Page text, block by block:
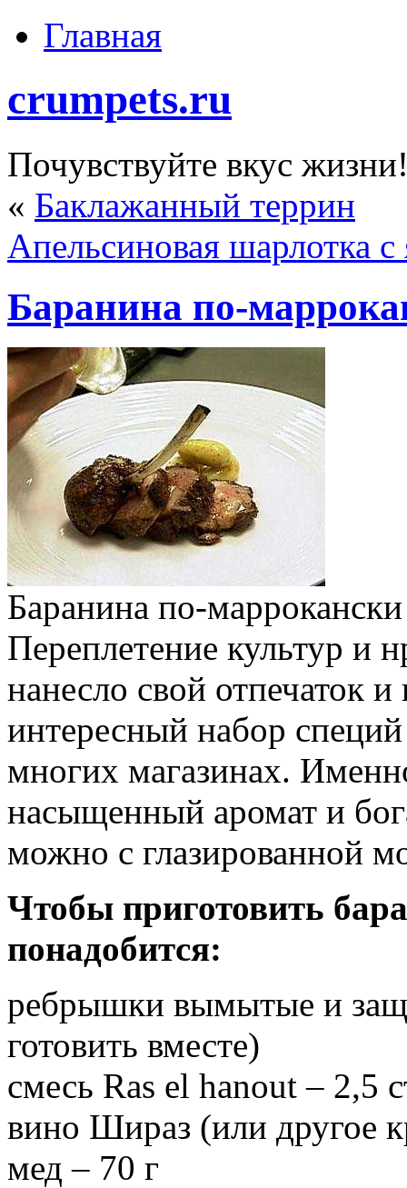
Главная
crumpets.ru
Почувствуйте вкус
« Баклажанный террин
Апельсиновая шарлотка
Баранина по-
Баранина по-
Переплетение культур и
нанесло свой отпечаток
интересный набор
многих магазинах.
насыщенный аромат и
можно с глазированной
Чтобы приготовить
понадобится:
ребрышки вымытые и
готовить вместе)
смесь Ras el hanout – 2,5
вино Шираз (или другое
мед – 70 г